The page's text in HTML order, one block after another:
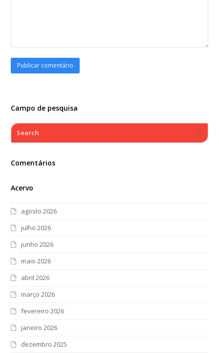
Campo de pesquisa
Search
Comentários
Acervo
agosto 2026
julho 2026
junho 2026
maio 2026
abril 2026
março 2026
fevereiro 2026
janeiro 2026
dezembro 2025